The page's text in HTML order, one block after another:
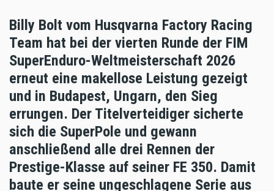
Billy Bolt vom Husqvarna Factory Racing
Team hat bei der vierten Runde der FIM
SuperEnduro-Weltmeisterschaft 2026
erneut eine makellose Leistung gezeigt
und in Budapest, Ungarn, den Sieg
errungen. Der Titelverteidiger sicherte
sich die SuperPole und gewann
anschließend alle drei Rennen der
Prestige-Klasse auf seiner FE 350. Damit
baute er seine ungeschlagene Serie aus